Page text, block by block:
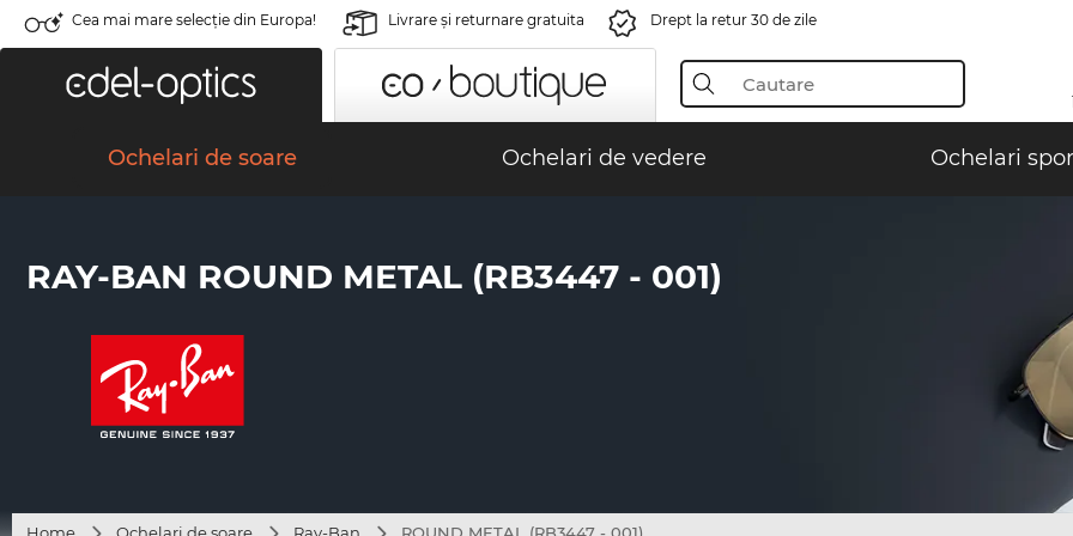
Cea mai mare selecție din Europa! Livrare şi returnare gratuita Drept la retur 30 de zile
Ochelari de soare Ochelari de vedere Ochelari
RAY-BAN ROUND METAL (RB3447 - 001)